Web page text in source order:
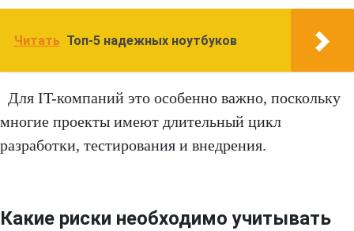
Читать Топ-5 надежных ноутбуков
Для IT-компаний это особенно важно, поскольку
многие проекты имеют длительный цикл
разработки, тестирования и внедрения.
Какие риски необходимо учитывать